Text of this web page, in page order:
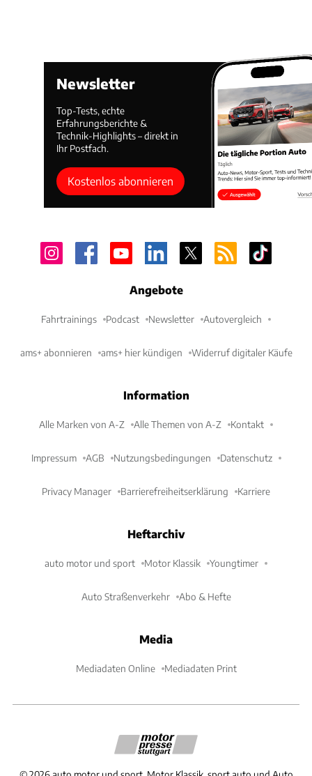
Newsletter
Top-Tests, echte
Erfahrungsberichte &
Technik-Highlights – direkt in
Ihr Postfach.
Kostenlos abonnieren
Angebote
Fahrtrainings Podcast Newsletter Autovergleich
ams+ abonnieren ams+ hier kündigen Widerruf digitaler Käufe
Information
Alle Marken von A-Z Alle Themen von A-Z Kontakt
Impressum AGB Nutzungsbedingungen Datenschutz
Privacy Manager Barrierefreiheitserklärung Karriere
Heftarchiv
auto motor und sport Motor Klassik Youngtimer
Auto Straßenverkehr Abo & Hefte
Media
Mediadaten Online Mediadaten Print